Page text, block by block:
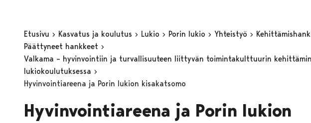
Etusivu Kasvatus ja koulutus Lukio Porin lukio Yhteistyö
Päättyneet hankkeet
Valkama – hyvinvointiin ja turvallisuuteen liittyvän toimintakulttuurin
lukiokoulutuksessa
Hyvinvointiareena ja Porin lukion kisakatsomo
Hyvinvointiareena ja Porin lukion